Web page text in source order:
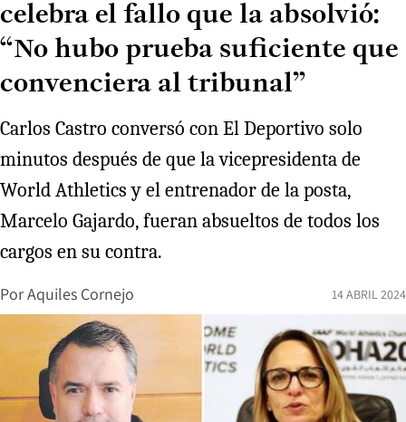
celebra el fallo que la absolvió:
“No hubo prueba suficiente que
convenciera al tribunal”
Carlos Castro conversó con El Deportivo solo
minutos después de que la vicepresidenta de
World Athletics y el entrenador de la posta,
Marcelo Gajardo, fueran absueltos de todos los
cargos en su contra.
PorAquiles Cornejo 14 ABRIL 2024